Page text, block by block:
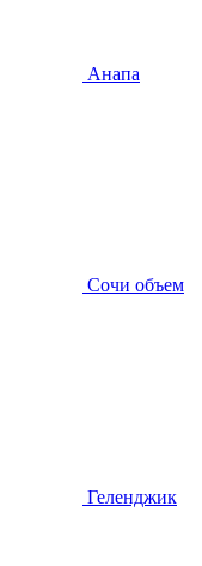
Анапа
Сочи объем
Геленджик